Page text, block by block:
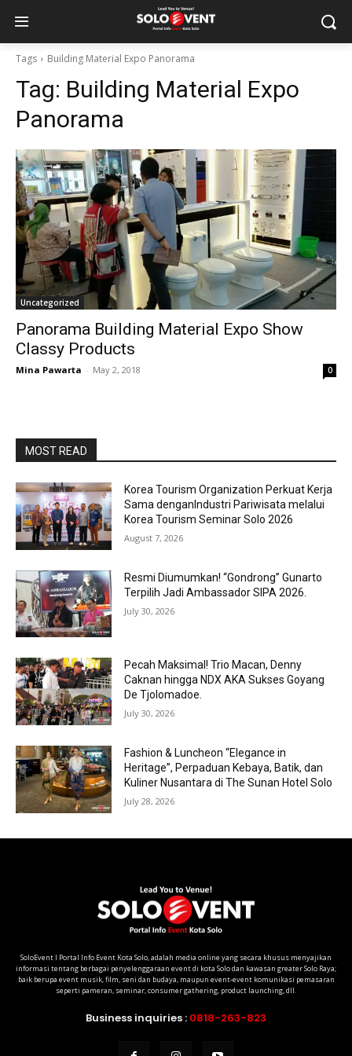
Tags Building Material Expo Panorama
Tag: Building Material Expo
Panorama
Uncategorized
Panorama Building Material Expo Show
Classy Products
Mina Pawarta - May 2, 2018 0
MOST READ
Korea Tourism Organization Perkuat Kerja
Sama denganIndustri Pariwisata melalui
Korea Tourism Seminar Solo 2026
August 7, 2026
Resmi Diumumkan! “Gondrong” Gunarto
Terpilih Jadi Ambassador SIPA 2026.
July 30, 2026
Pecah Maksimal! Trio Macan, Denny
Caknan hingga NDX AKA Sukses Goyang
De Tjolomadoe.
July 30, 2026
Fashion & Luncheon “Elegance in
Heritage”, Perpaduan Kebaya, Batik, dan
Kuliner Nusantara di The Sunan Hotel Solo
July 28, 2026
SoloEvent I Portal Info Event Kota Solo, adalah media online yang secara khusus menyajikan
informasi tentang berbagai penyelenggaraan event di kota Solo dan kawasan greater Solo Raya;
baik berupa event musik, film, seni dan budaya, maupun event-event komunikasi pemasaran
seperti pameran, seminar, consumer gathering, product launching, dll.
Business inquiries : 0818-263-823